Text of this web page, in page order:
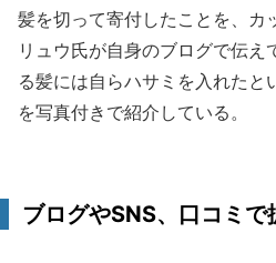
髪を切って寄付したことを、カ
リュウ氏が自身のブログで伝え
る髪には自らハサミを入れたと
を写真付きで紹介している。
ブログやSNS、口コミで